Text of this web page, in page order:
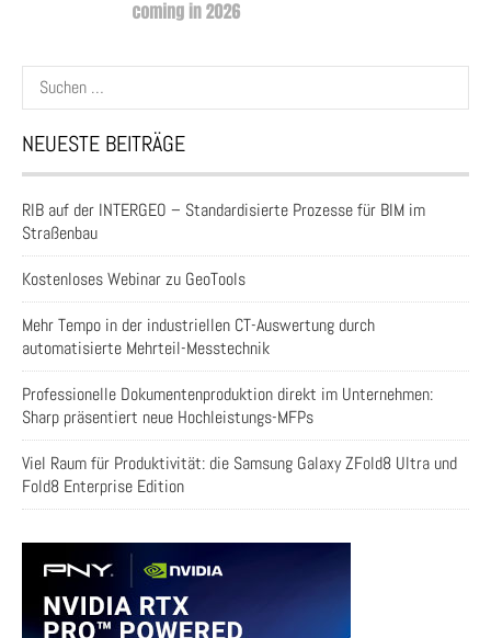
Suchen
nach:
NEUESTE BEITRÄGE
RIB auf der INTERGEO – Standardisierte Prozesse für BIM im
Straßenbau
Kostenloses Webinar zu GeoTools
Mehr Tempo in der industriellen CT-Auswertung durch
automatisierte Mehrteil-Messtechnik
Professionelle Dokumentenproduktion direkt im Unternehmen:
Sharp präsentiert neue Hochleistungs-MFPs
Viel Raum für Produktivität: die Samsung Galaxy ZFold8 Ultra und
Fold8 Enterprise Edition